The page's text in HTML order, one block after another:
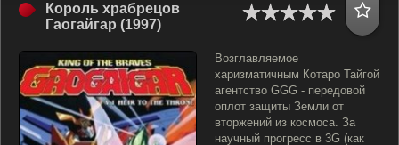
Король храбрецов
Гаогайгар (1997)
Возглавляемое
харизматичным Котаро Тайгой
агентство GGG - передовой
оплот защиты Земли от
вторжений из космоса. За
научный прогресс в 3G (как